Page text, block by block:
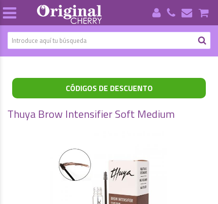
CÓDIGOS DE DESCUENTO
Thuya Brow Intensifier Soft Medium